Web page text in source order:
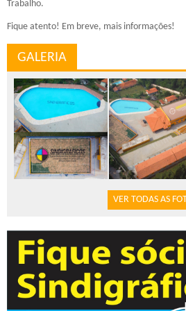
Trabalho.
Fique atento! Em breve, mais informações!
GALERIA
VER TODAS AS